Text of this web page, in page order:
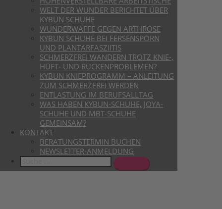
WELT DER WUNDER BERICHTET ÜBER
KYBUN SCHUHE
WUNDERWAFFE GEGEN ARTHROSE
KYBUN SCHUHE BEI FERSENSPORN
UND PLANTARFASZIITIS
SCHMERZFREI WANDERN TROTZ KNIE-,
HÜFT- UND RÜCKENPROBLEMEN?
KYBUN KNIEPROGRAMM – ANLEITUNG
ZUM SCHMERZFREI WERDEN
ENTLASTUNG IM BERUFSALLTAG
WAS HABEN KYBUN-SCHUHE, JOYA-
SCHUHE UND MBT-SCHUHE
GEMEINSAM?
KONTAKT
BERATUNGSTERMIN BUCHEN
NEWSLETTER-ANMELDUNG
Search